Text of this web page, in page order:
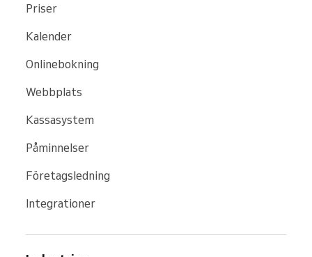
Priser
Kalender
Onlinebokning
Webbplats
Kassasystem
Påminnelser
Företagsledning
Integrationer